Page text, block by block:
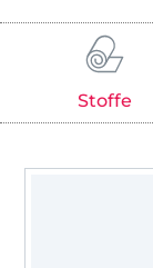
Stoffe